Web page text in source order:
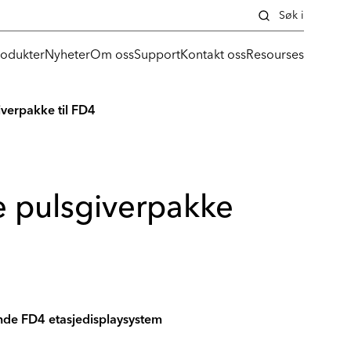
NyheterOm ossSupportKontakt ossResourses
Søk i
til FD4
pulsgiverpakke
FD4 etasjedisplaysystem